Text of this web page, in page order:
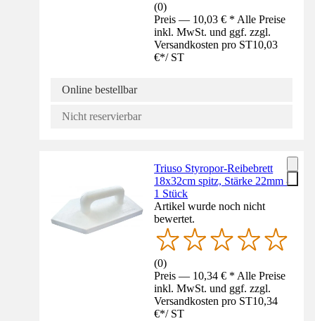
(0)
Preis — 10,03 € * Alle Preise
inkl. MwSt. und ggf. zzgl.
Versandkosten pro ST10,03
€*/ ST
Online bestellbar
Nicht reservierbar
Triuso Styropor-Reibebrett
18x32cm spitz, Stärke 22mm -
1 Stück
Artikel wurde noch nicht
bewertet.
(0)
Preis — 10,34 € * Alle Preise
inkl. MwSt. und ggf. zzgl.
Versandkosten pro ST10,34
€*/ ST